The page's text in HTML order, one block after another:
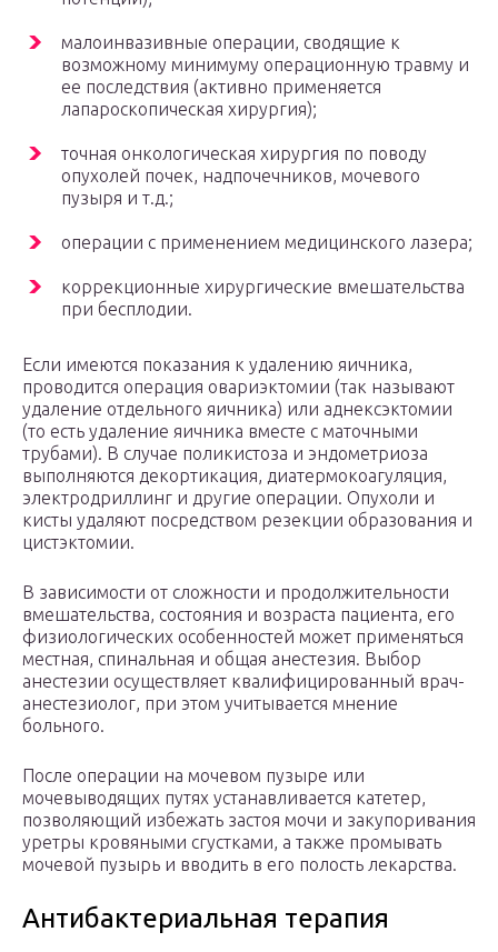
малоинвазивные операции, сводящие к
возможному минимуму операционную травму и
ее последствия (активно применяется
лапароскопическая хирургия);
точная онкологическая хирургия по поводу
опухолей почек, надпочечников, мочевого
пузыря и т.д.;
операции с применением медицинского лазера;
коррекционные хирургические вмешательства
при бесплодии.
Если имеются показания к удалению яичника,
проводится операция овариэктомии (так называют
удаление отдельного яичника) или аднексэктомии
(то есть удаление яичника вместе с маточными
трубами). В случае поликистоза и эндометриоза
выполняются декортикация, диатермокоагуляция,
электродриллинг и другие операции. Опухоли и
кисты удаляют посредством резекции образования и
цистэктомии.
В зависимости от сложности и продолжительности
вмешательства, состояния и возраста пациента, его
физиологических особенностей может применяться
местная, спинальная и общая анестезия. Выбор
анестезии осуществляет квалифицированный врач-
анестезиолог, при этом учитывается мнение
больного.
После операции на мочевом пузыре или
мочевыводящих путях устанавливается катетер,
позволяющий избежать застоя мочи и закупоривания
уретры кровяными сгустками, а также промывать
мочевой пузырь и вводить в его полость лекарства.
Антибактериальная терапия